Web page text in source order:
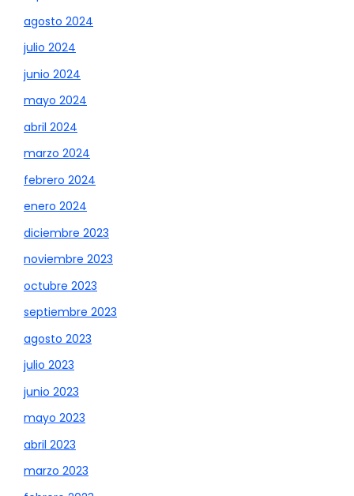
agosto 2024
julio 2024
junio 2024
mayo 2024
abril 2024
marzo 2024
febrero 2024
enero 2024
diciembre 2023
noviembre 2023
octubre 2023
septiembre 2023
agosto 2023
julio 2023
junio 2023
mayo 2023
abril 2023
marzo 2023